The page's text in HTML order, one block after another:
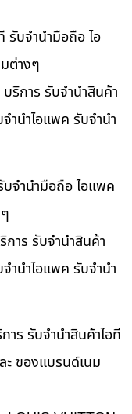
รับจำนำมือถือ ไอ
ต่างๆ
ริการ รับจำนำสินค้า
ำนำไอแพค รับจำนำ
บจำนำมือถือ ไอแพค
าร รับจำนำสินค้า
ำนำไอแพค รับจำนำ
าร รับจำนำสินค้าไอที
ะ ของแบรนด์เนม